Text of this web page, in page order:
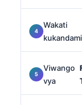
Wakati
Viwango
vya